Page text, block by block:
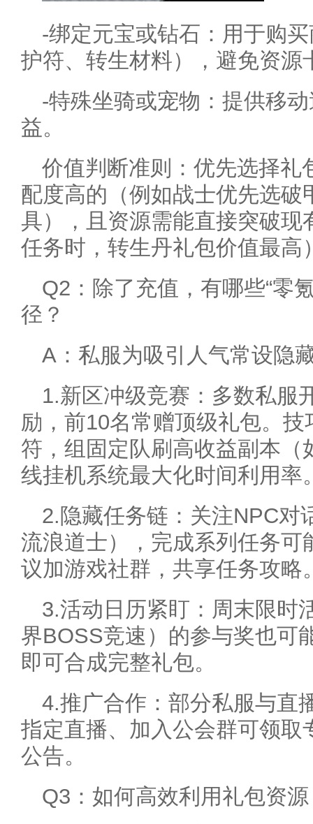
-绑定元宝或钻石：用于购
护符、转生材料），避免资源
-特殊坐骑或宠物：提供移
益。
价值判断准则：优先选择礼
配度高的（例如战士优先选破
具），且资源需能直接突破现
任务时，转生丹礼包价值最高
Q2：除了充值，有哪些“零
径？
A：私服为吸引人气常设隐
1.新区冲级竞赛：多数私服
励，前10名常赠顶级礼包。
符，组固定队刷高收益副本（
线挂机系统最大化时间利用率
2.隐藏任务链：关注NPC对
流浪道士），完成系列任务可
议加游戏社群，共享任务攻略
3.活动日历紧盯：周末限时
界BOSS竞速）的参与奖也可
即可合成完整礼包。
4.推广合作：部分私服与直
指定直播、加入公会群可领取
公告。
Q3：如何高效利用礼包资